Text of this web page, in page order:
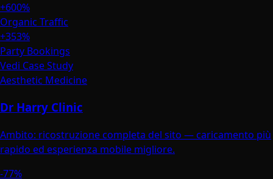
+600%
Organic Traffic
+353%
Party Bookings
Vedi Case Study
Aesthetic Medicine
Dr Harry Clinic
Ambito: ricostruzione completa del sito — caricamento più
rapido ed esperienza mobile migliore.
-77%